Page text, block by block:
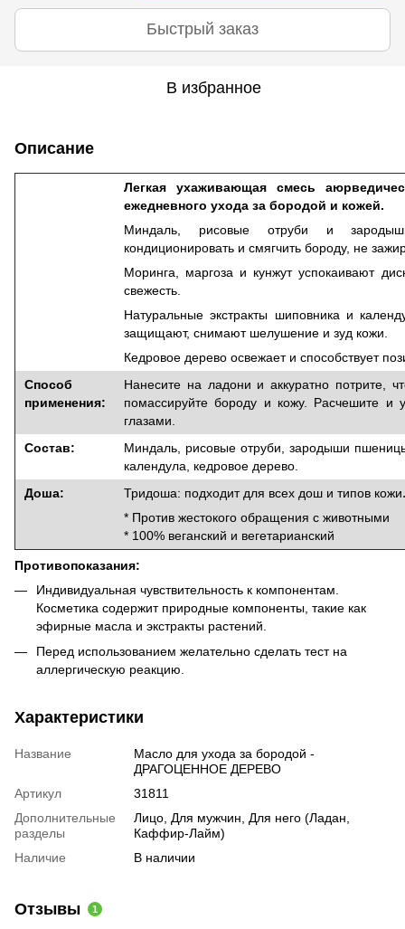
Быстрый заказ
В избранное
Описание
Легкая ухаживающая смесь
ежедневного ухода за бородой и кожей.
Миндаль, рисовые отруби и
кондиционировать и смягчить бороду, не
Моринга, маргоза и кунжут успокаивают
свежесть.
Натуральные экстракты шиповника и
защищают, снимают шелушение и зуд кожи.
Кедровое дерево освежает и способствует
Способ
применения:
Нанесите на ладони и аккуратно потрите,
помассируйте бороду и кожу. Расчешите и
глазами.
Состав:
Миндаль, рисовые отруби, зародыши
календула, кедровое дерево.
Доша:
Тридоша: подходит для всех дош и типов кожи.
* Против жестокого обращения с животными
* 100% веганский и вегетарианский
Противопоказания:
Индивидуальная чувствительность к компонентам.
Косметика содержит природные компоненты, такие как
эфирные масла и экстракты растений.
Перед использованием желательно сделать тест на
аллергическую реакцию.
Характеристики
Название
Масло для ухода за бородой -
ДРАГОЦЕННОЕ ДЕРЕВО
Артикул
31811
Дополнительные
разделы
Лицо, Для мужчин, Для него (Ладан,
Каффир-Лайм)
Наличие
В наличии
Отзывы 1